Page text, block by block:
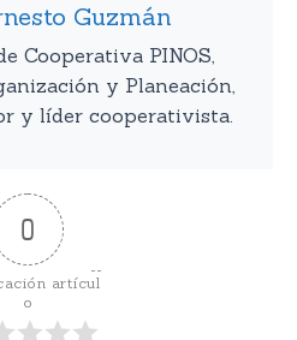
Guzmán
Cooperativa PINOS,
y Planeación,
y líder cooperativista.
0
artícul
o